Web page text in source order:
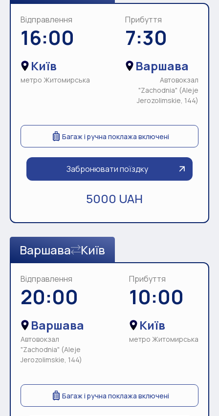
Відправлення
16:00
Київ
метро Житомирська
Прибуття
7:30
Варшава
Автовокзал
"Zachodnia" (Aleje
Jerozolimskie, 144)
Багаж і ручна поклажа включені
Забронювати поїздку
5000 UAH
Варшава Київ
Відправлення
20:00
Варшава
Автовокзал
"Zachodnia" (Aleje
Jerozolimskie, 144)
Прибуття
10:00
Київ
метро Житомирська
Багаж і ручна поклажа включені